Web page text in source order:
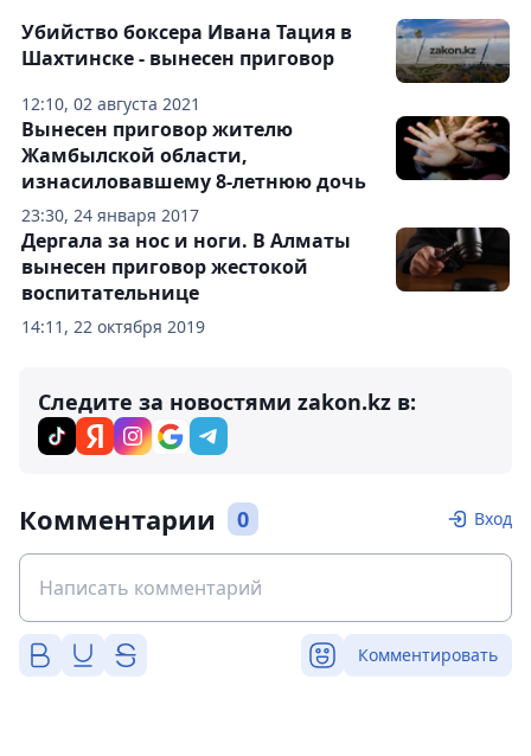
12:10, 02 августа 2021
Убийство боксера Ивана Тация в
Шахтинске - вынесен приговор
23:30, 24 января 2017
Вынесен приговор жителю
Жамбылской области,
изнасиловавшему 8-летнюю дочь
14:11, 22 октября 2019
Дергала за нос и ноги. В Алматы
вынесен приговор жестокой
воспитательнице
Следите за новостями zakon.kz в:
Комментарии 0 Вход
Комментировать